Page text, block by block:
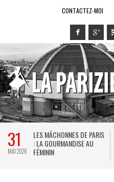
CONTACTEZ-MOI
31
MAI 2026
LES MÂCHONNES DE PARIS
: LA GOURMANDISE AU
FÉMININ